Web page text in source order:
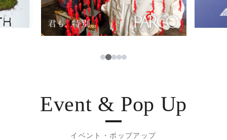
1234
Event & Pop Up
イベント・ポップアップ